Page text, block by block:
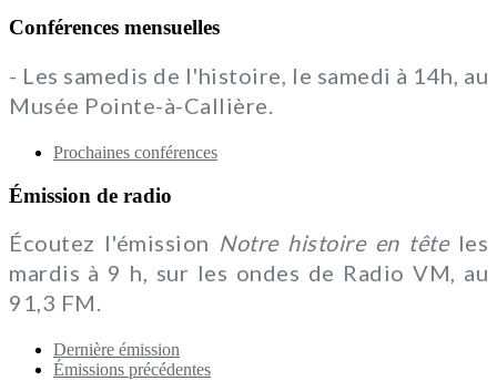
Conférences mensuelles
- Les samedis de l'histoire, le samedi à 14h, au
Musée Pointe-à-Callière.
Prochaines conférences
Émission de radio
Écoutez l'émission Notre histoire en têteles
mardis à 9 h, sur les ondes de Radio VM, au
91,3 FM.
Dernière émission
Émissions précédentes